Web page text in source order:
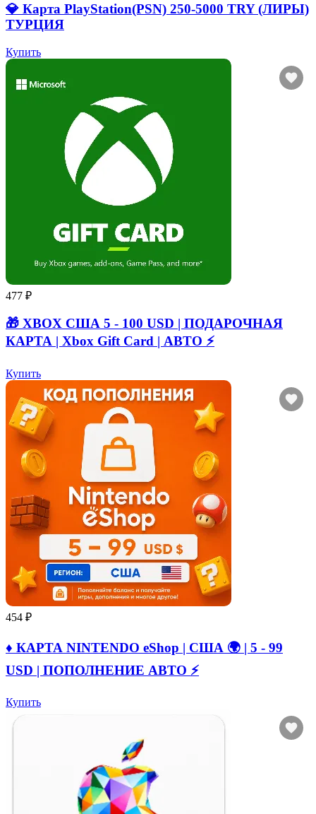
💎 Карта PlayStation(PSN) 250-5000 TRY (ЛИРЫ)
ТУРЦИЯ
Купить
477 ₽
🎁 XBOX США 5 - 100 USD | ПОДАРОЧНАЯ
КАРТА | Xbox Gift Card | АВТО ⚡
Купить
454 ₽
♦️ КАРТА NINTENDO eShop | США 🌍 | 5 - 99
USD | ПОПОЛНЕНИЕ АВТО ⚡
Купить